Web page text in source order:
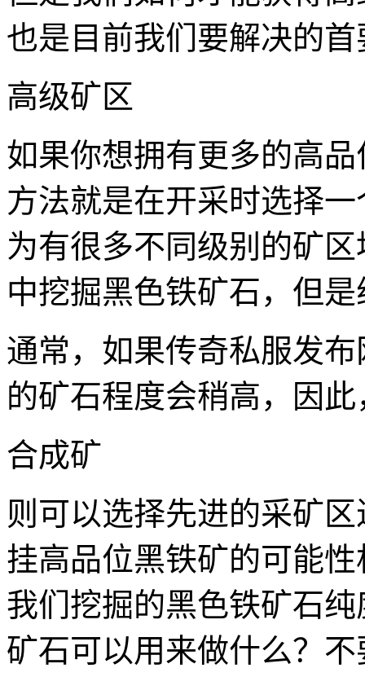
也是目前我们要解决的首
高级矿区
如果你想拥有更多的高
方法就是在开采时选择
为有很多不同级别的矿
中挖掘黑色铁矿石，但
通常，如果传奇私服发
的矿石程度会稍高，因
合成矿
则可以选择先进的采矿
挂高品位黑铁矿的可能
我们挖掘的黑色铁矿石
矿石可以用来做什么？